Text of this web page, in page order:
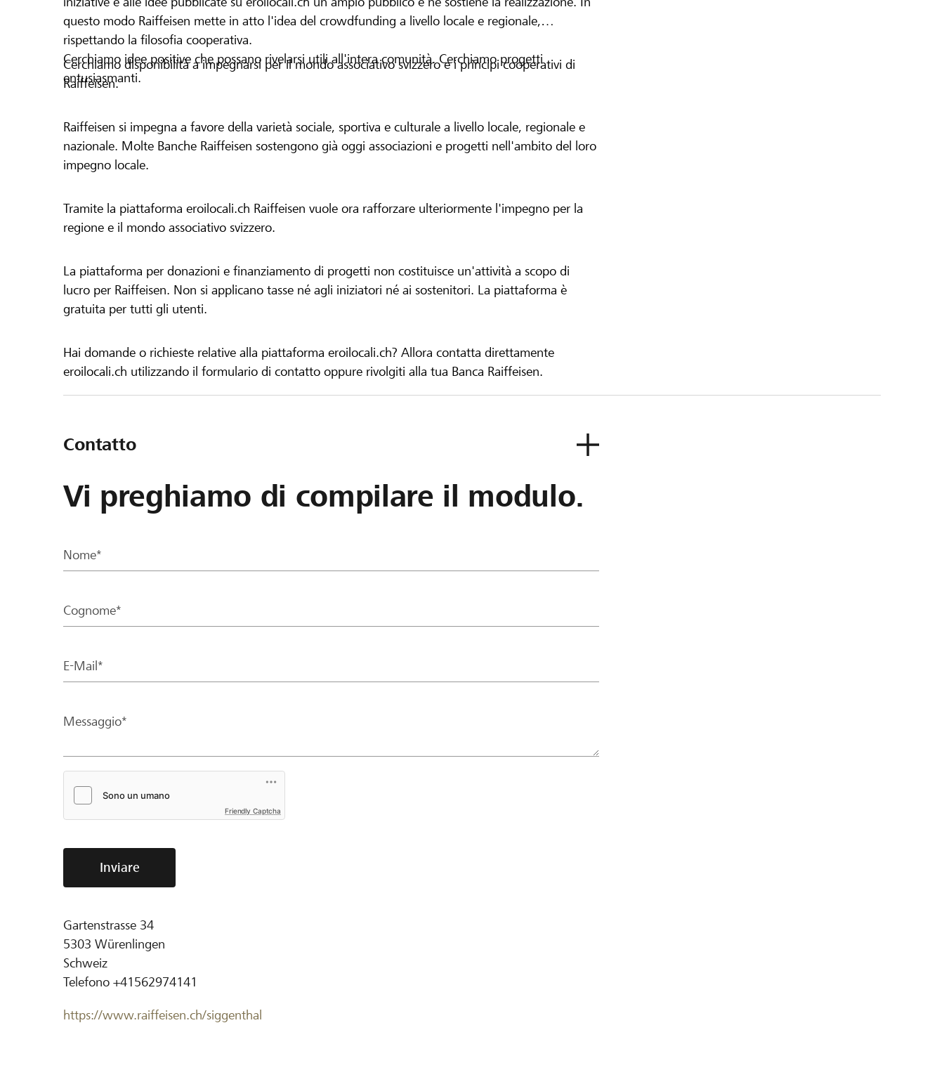
questo modo Raiffeisen mette in atto l'idea del crowdfunding a livello locale e regionale,
rispettando la filosofia cooperativa.
Cerchiamo idee positive che possano rivelarsi utili all'intera comunità. Cerchiamo progetti
entusiasmanti.
Cerchiamo disponibilità a impegnarsi per il mondo associativo svizzero e i principi cooperativi di
Raiffeisen.
Raiffeisen si impegna a favore della varietà sociale, sportiva e culturale a livello locale, regionale e
nazionale. Molte Banche Raiffeisen sostengono già oggi associazioni e progetti nell'ambito del loro
impegno locale.
Tramite la piattaforma eroilocali.ch Raiffeisen vuole ora rafforzare ulteriormente l'impegno per la
regione e il mondo associativo svizzero.
La piattaforma per donazioni e finanziamento di progetti non costituisce un'attività a scopo di
lucro per Raiffeisen. Non si applicano tasse né agli iniziatori né ai sostenitori. La piattaforma è
gratuita per tutti gli utenti.
Hai domande o richieste relative alla piattaforma eroilocali.ch? Allora contatta direttamente
eroilocali.ch utilizzando il formulario di contatto oppure rivolgiti alla tua Banca Raiffeisen.
Contatto
Vi preghiamo di compilare il modulo.
Nome*
Cognome*
E-Mail*
Messaggio*
Friendly Captcha
Inviare
Gartenstrasse 34
5303 Würenlingen
Schweiz
Telefono +41562974141
https://www.raiffeisen.ch/siggenthal